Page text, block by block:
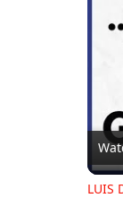
LUIS